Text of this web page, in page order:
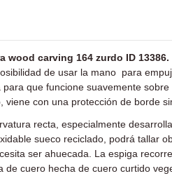
wood carving 164 zurdo ID 13386.
de usar la mano para
que funcione suavemente sobre
viene con una protección de borde
recta, especialmente
sueco reciclado, podrá tallar
ser ahuecada. La espiga
de cuero hecha de cuero curtido